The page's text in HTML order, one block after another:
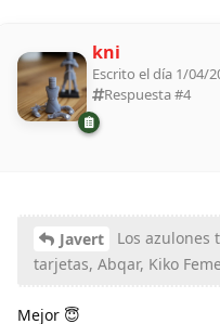
kni
Escrito el día 1/04/
Respuesta #4
Javert
Los
tarjetas, Abqar, Kiko
Mejor 😇